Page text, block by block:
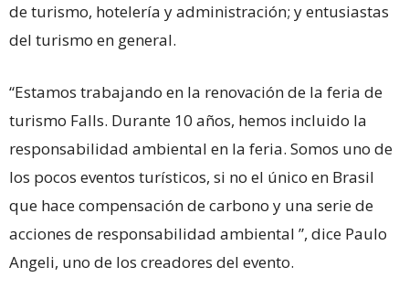
de turismo, hotelería y administración; y entusiastas
del turismo en general.
“Estamos trabajando en la renovación de la feria de
turismo Falls. Durante 10 años, hemos incluido la
responsabilidad ambiental en la feria. Somos uno de
los pocos eventos turísticos, si no el único en Brasil
que hace compensación de carbono y una serie de
acciones de responsabilidad ambiental ”, dice Paulo
Angeli, uno de los creadores del evento.